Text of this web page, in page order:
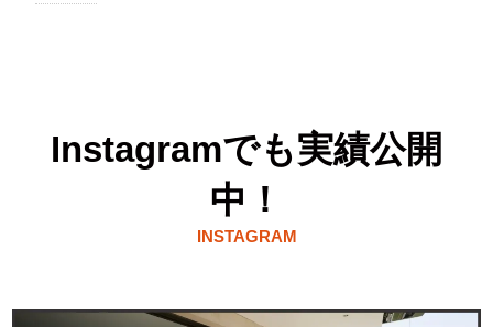
Instagramでも実績公開
中！
INSTAGRAM